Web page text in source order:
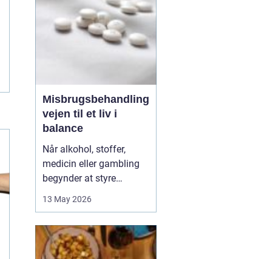
flyttes, er almindelig
lastbil...
Misbrugsbehandling
vejen til et liv i
balance
Når alkohol, stoffer,
medicin eller gambling
begynder at styre
ikke kun personen med
hele familien. Mange går
længe alene med
13 May 2026